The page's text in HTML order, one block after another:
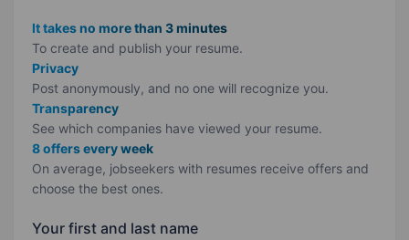
It takes no more than 3 minutes
To create and publish your resume.
Privacy
Post anonymously, and no one will recognize you.
Transparency
See which companies have viewed your resume.
8 offers every week
On average, jobseekers with resumes receive offers and
choose the best ones.
Your first and last name